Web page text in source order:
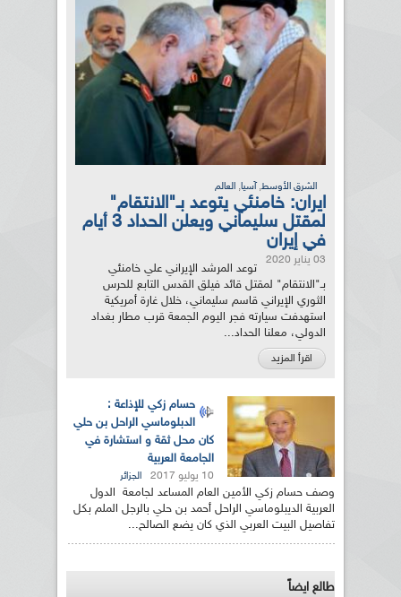
الشرق الأوسط,آسيا, العالم
ايران: خامنئي يتوعد بـ"الانتقام"
لمقتل سليماني ويعلن الحداد 3 أيام
في إيران
03 يناير 2020
توعد المرشد الإيراني علي خامنئي
بـ"الانتقام" لمقتل قائد فيلق القدس التابع للحرس
الثوري الإيراني قاسم سليماني، خلال غارة أمريكية
استهدفت سيارته فجر اليوم الجمعة قرب مطار بغداد
الدولي، معلنا الحداد...
اقرأ المزيد
حسام زكي للإذاعة :
الدبلوماسي الراحل بن حلي
كان محل ثقة و استشارة في
الجامعة العربية
10 يوليو 2017 الجزائر
وصف حسام زكي الأمين العام المساعد لجامعة الدول
العربية الديبلوماسي الراحل أحمد بن حلي بالرجل الملم بكل
تفاصيل البيت العربي الذي كان يضع الصالح...
طالع ايضاً